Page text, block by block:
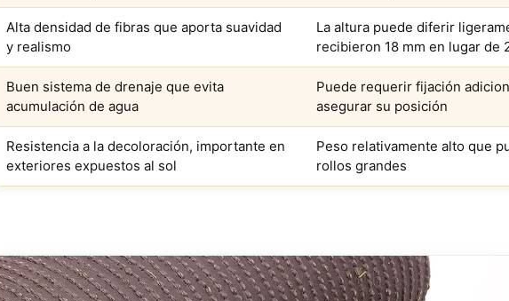
Alta densidad de fibras que aporta suavidad
y realismo
La altura puede diferir
recibieron 18 mm en lugar de
Buen sistema de drenaje que evita
acumulación de agua
Puede requerir fijación
asegurar su posición
Resistencia a la decoloración, importante en
exteriores expuestos al sol
Peso relativamente alto que
rollos grandes